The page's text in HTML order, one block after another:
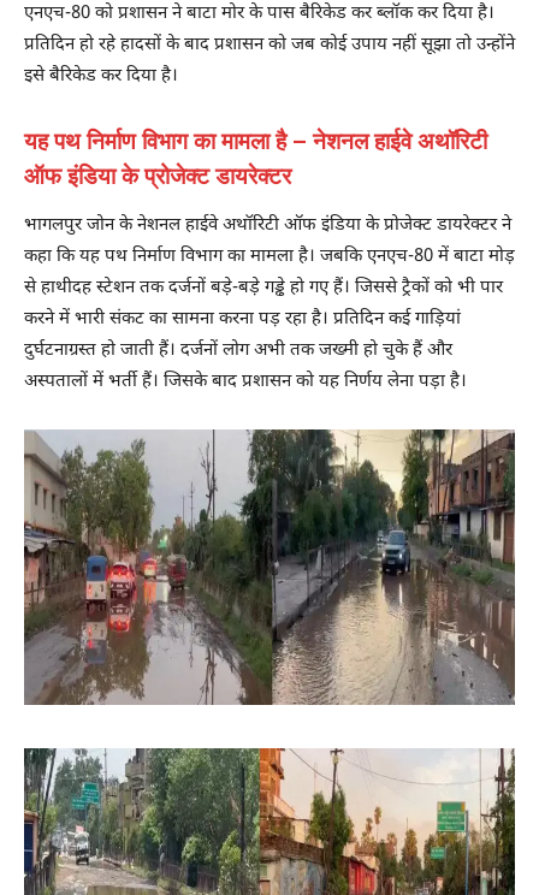
एनएच-80 को प्रशासन ने बाटा मोर के पास बैरिकेड कर ब्लॉक कर दिया है।
प्रतिदिन हो रहे हादसों के बाद प्रशासन को जब कोई उपाय नहीं सूझा तो उन्होंने
इसे बैरिकेड कर दिया है।
यह पथ निर्माण विभाग का मामला है – नेशनल हाईवे अथॉरिटी
ऑफ इंडिया के प्रोजेक्ट डायरेक्टर
भागलपुर जोन के नेशनल हाईवे अथॉरिटी ऑफ इंडिया के प्रोजेक्ट डायरेक्टर ने
कहा कि यह पथ निर्माण विभाग का मामला है। जबकि एनएच-80 में बाटा मोड़
से हाथीदह स्टेशन तक दर्जनों बड़े-बड़े गड्ढे हो गए हैं। जिससे ट्रैकों को भी पार
करने में भारी संकट का सामना करना पड़ रहा है। प्रतिदिन कई गाड़ियां
दुर्घटनाग्रस्त हो जाती हैं। दर्जनों लोग अभी तक जख्मी हो चुके हैं और
अस्पतालों में भर्ती हैं। जिसके बाद प्रशासन को यह निर्णय लेना पड़ा है।